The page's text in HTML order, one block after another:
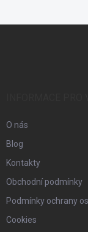
O nás
Blog
Kontakty
Obchodní podmínky
Podmínky ochrany
Cookies